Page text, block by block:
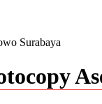
Surabaya